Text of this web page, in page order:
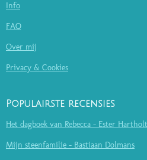
Info
FAQ
Over mij
Privacy & Cookies
Populairste recensies
Het dagboek van Rebecca - Ester Hartholt
Mijn steenfamilie - Bastiaan Dolmans